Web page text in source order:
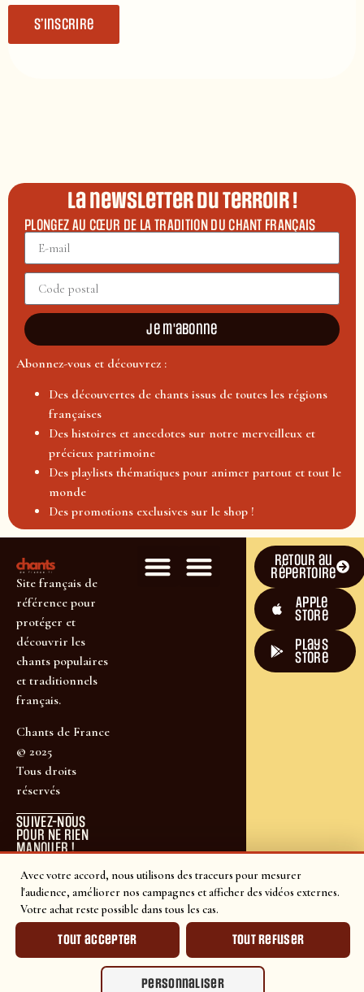
Avec votre accord, nous utilisons des traceurs pour mesurer
l'audience, améliorer nos campagnes et afficher des vidéos externes.
Votre achat reste possible dans tous les cas.
Tout accepter Tout refuser
Personnaliser
S’inscrire
La newsletter du terroir !
PLONGEZ AU CŒUR DE LA TRADITION DU CHANT FRANÇAIS
Je m'abonne
Abonnez-vous et découvrez :
Des découvertes de chants issus de toutes les régions
françaises
Des histoires et anecdotes sur notre merveilleux et
précieux patrimoine
Des playlists thématiques pour animer partout et tout le
monde
Des promotions exclusives sur le shop !
Site français de
référence pour
protéger et
découvrir les
chants populaires
et traditionnels
français.
Chants de France
© 2025
Tous droits
réservés
SUIVEZ-NOUS
POUR NE RIEN
MANQUER !
Retour au
répertoire
Apple
Store
plays
store